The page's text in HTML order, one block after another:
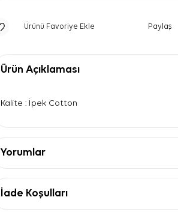
Ürünü Favoriye Ekle Paylaş
Ürün Açıklaması
Kalite : İpek Cotton
Yorumlar
İade Koşulları